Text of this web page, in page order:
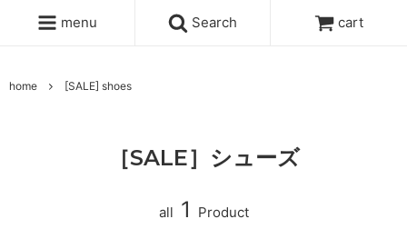
menu Search cart
home [SALE] shoes
［SALE］シューズ
all 1 Product